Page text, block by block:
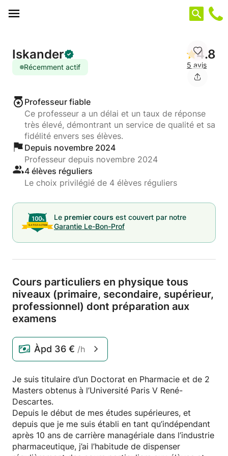
Iskander
Récemment actif
4.8
5 avis
Professeur fiable
Ce professeur a un délai et un taux de réponse
très élevé, démontrant un service de qualité et sa
fidélité envers ses élèves.
Depuis novembre 2024
Professeur depuis novembre 2024
4 élèves réguliers
Le choix privilégié de 4 élèves réguliers
Le premier cours est couvert par notre
Garantie Le-Bon-Prof
Cours particuliers en physique tous
niveaux (primaire, secondaire, supérieur,
professionnel) dont préparation aux
examens
Àpd 36 € /h
Je suis titulaire d’un Doctorat en Pharmacie et de 2
Masters obtenus à l’Université Paris V René-
Descartes.
Depuis le début de mes études supérieures, et
depuis que je me suis établi en tant qu’indépendant
après 10 ans de carrière managériale dans l’industrie
pharmaceutique, j’ai l’habitude de dispenser